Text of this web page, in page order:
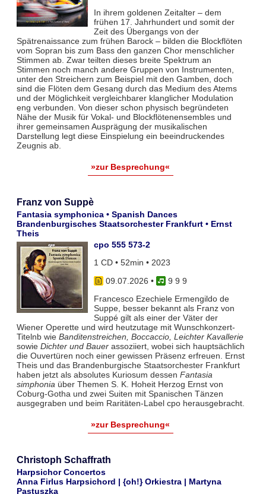
In ihrem goldenen Zeitalter – dem
frühen 17. Jahrhundert und somit der
Zeit des Übergangs von der
Spätrenaissance zum frühen Barock – bilden die Blockflöten
vom Sopran bis zum Bass den ganzen Chor menschlicher
Stimmen ab. Zwar teil­ten dieses breite Spektrum an
Stimmen noch manch andere Gruppen von Instrumenten,
unter den Streichern zum Bei­spiel mit den Gamben, doch
sind die Flöten dem Gesang durch das Medium des Atems
und der Möglichkeit vergleich­barer klanglicher Modulation
eng verbunden. Von dieser schon physisch begründeten
Nähe der Musik für Vokal- und Blockflö­tenensembles und
ihrer gemeinsamen Ausprägung der musikalischen
Darstellung legt diese Einspielung ein beeindruckendes
Zeugnis ab.
»zur Besprechung«
Franz von Suppè
Fantasia symphonica • Spanish Dances
Brandenburgisches Staatsorchester Frankfurt • Ernst
Theis
cpo 555 573-2
1 CD • 52min • 2023
09.07.2026 •
9 9 9
Francesco Ezechiele Ermengildo de
Suppe, besser bekannt als Franz von
Suppé gilt als einer der Väter der
Wiener Operette und wird heutzutage mit Wunschkonzert-
Titelnb wie Banditenstreichen, Boccaccio, Leichter Kavallerie
sowie Dichter und Bauerassoziiert, wobei sich hauptsächlich
die Ouvertüren noch einer gewissen Präsenz erfreuen. Ernst
Theis und das Brandenburgische Staatsorchester Frankfurt
haben jetzt als absolutes Kuriosum dessen Fantasia
simphoniaüber Themen S. K. Hoheit Herzog Ernst von
Coburg-Gotha und zwei Suiten mit Spanischen Tänzen
ausgegraben und beim Raritäten-Label cpo herausgebracht.
»zur Besprechung«
Christoph Schaffrath
Harpsichor Concertos
Anna Firlus Harpsichord | {oh!} Orkiestra | Martyna
Pastuszka